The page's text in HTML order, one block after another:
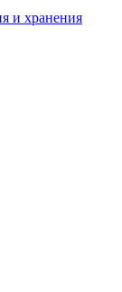
и хранения